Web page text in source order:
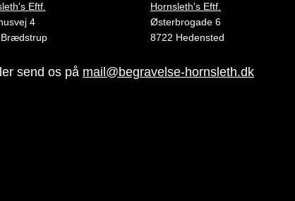
Eftf.
4
Hornsleth's Eftf.
Østerbrogade 6
8722 Hedensted
send os på mail@begravelse-hornsleth.dk